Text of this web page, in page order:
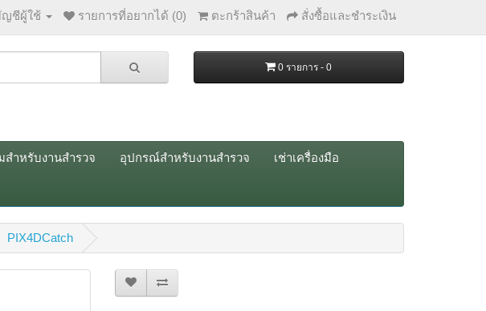
ชีผู้ใช้ รายการที่อยากได้ (0) ตะกร้าสินค้า สั่งซื้อและชำระเงิน
0 รายการ - 0
สำหรับงานสำรวจ อุปกรณ์สำหรับงานสำรวจ เช่าเครื่องมือ
PIX4DCatch